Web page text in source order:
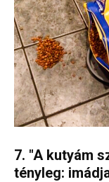
7. "A kutyám
tényleg: